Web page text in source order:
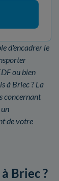
d'encadrer le
ou bien
à Briec ? La
concernant
de votre
Briec ?